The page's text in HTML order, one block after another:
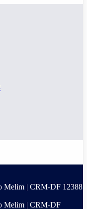
Melim | CRM-DF 12388
Melim | CRM-DF